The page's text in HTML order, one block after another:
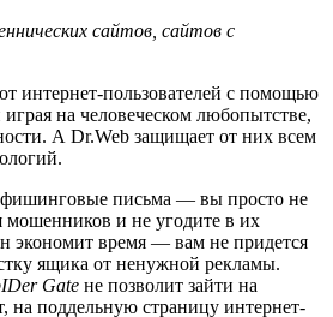
сайтов, сайтов с
интернет-пользователей с помощью
на человеческом любопытстве,
А Dr.Web защищает от них всем
фишинговые письма — вы просто не
мошенников и не угодите в их
экономит время — вам не придется
ящика от ненужной рекламы.
Gate не позволит зайти на
на поддельную страницу интернет-